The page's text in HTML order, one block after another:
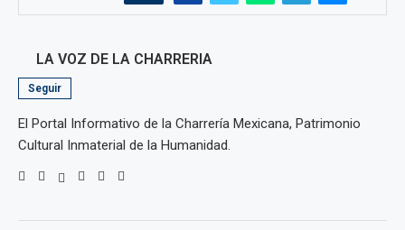
LA VOZ DE LA CHARRERIA
Seguir
El Portal Informativo de la Charrería Mexicana, Patrimonio
Cultural Inmaterial de la Humanidad.